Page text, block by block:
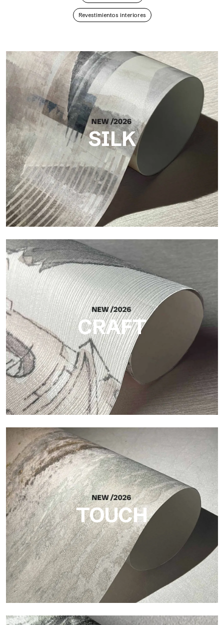
Revestimientos interiores
SILK
Silk
Acabado luminoso y elegante, con una sutil trama vertical que
refleja la luz y aporta profundidad a la superficie.
CRAFT
Craft
Acabado inspirado en las fibras naturales, con un relieve
esencial que aporta equilibrio, profundidad y una materialidad
elegante a la superficie.
TOUCH